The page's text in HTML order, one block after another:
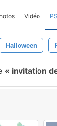
Vidéo
Halloween
invitation